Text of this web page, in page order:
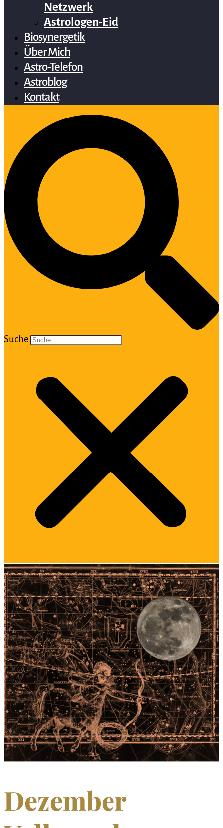
Netzwerk
Astrologen-Eid
Biosynergetik
Über Mich
Astro-Telefon
Astroblog
Kontakt
Suche
Dezember